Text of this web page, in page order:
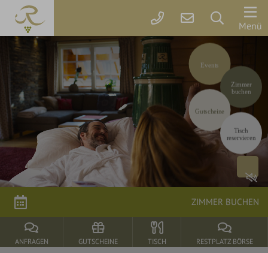
Menü
Events
Zimmer
buchen
Gutscheine
Tisch
reservieren
ZIMMER BUCHEN
ANFRAGEN GUTSCHEINE TISCH RESTPLATZ BÖRSE
Der
Rebstock
Zimmer
&
Preise
Online
buchen
Arrangements
Gutscheine
Wohlfühlleistungen
Restplatzbörse